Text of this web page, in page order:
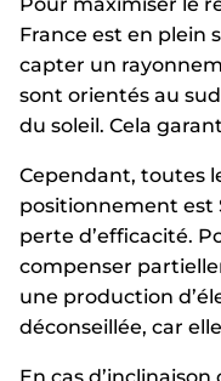
France est en plein
capter un
sont orientés au
du soleil. Cela
Cependant, toutes
positionnement est
perte d’efficacité.
compenser
une production
déconseillée, car